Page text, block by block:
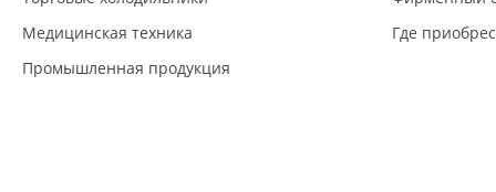
Медицинская техника
Промышленная продукция
Где